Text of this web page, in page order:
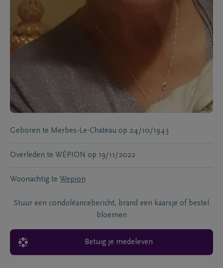
Geboren te Merbes-Le-Chateau op 24/10/1943
Overleden te WÉPION op 19/11/2022
Woonachtig te Wepion
Stuur een condoléancebericht, brand een kaarsje of bestel
bloemen
Betuig je medeleven